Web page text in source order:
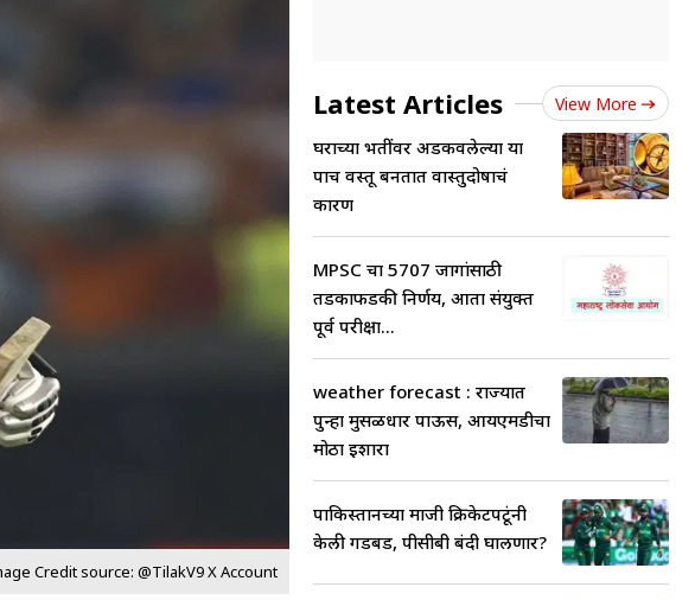
Credit source: @TilakV9 X Account
Latest Articles View More
घराच्या भिंतींवर अडकवलेल्या या
पाच वस्तू बनतात वास्तुदोषाचं
कारण
MPSC चा 5707 जागांसाठी
तडकाफडकी निर्णय, आता संयुक्त
पूर्व परीक्षा...
weather forecast : राज्यात
पुन्हा मुसळधार पाऊस, आयएमडीचा
मोठा इशारा
पाकिस्तानच्या माजी क्रिकेटपटूंनी
केली गडबड, पीसीबी बंदी घालणार?